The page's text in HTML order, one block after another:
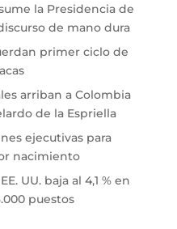
la Presidencia de
de mano dura
primer ciclo de
arriban a Colombia
de la Espriella
ejecutivas para
nacimiento
UU. baja al 4,1 % en
puestos